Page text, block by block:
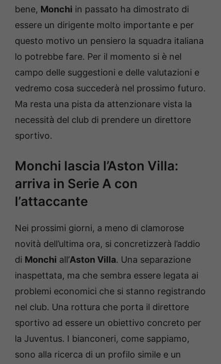
bene, Monchi in passato ha dimostrato di
essere un dirigente molto importante e per
questo motivo un pensiero la squadra italiana
lo potrebbe fare. Per il momento si è nel
campo delle suggestioni e delle valutazioni e
vedremo cosa succederà nel prossimo futuro.
Ma resta una pista da attenzionare vista la
necessità del club di prendere un direttore
sportivo.
Monchi lascia l’Aston Villa:
arriva in Serie A con
l’attaccante
Nei prossimi giorni, a meno di clamorose
novità dell’ultima ora, si concretizzerà l’addio
di Monchi all’Aston Villa. Una separazione
inaspettata, ma che sembra essere legata ai
problemi economici che si stanno registrando
nel club. Una rottura che porta il direttore
sportivo ad essere un obiettivo concreto per
la Juventus. I bianconeri, come sappiamo,
sono alla ricerca di un profilo simile e un